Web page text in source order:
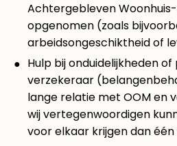
Achtergebleven
opgenomen (zoals
arbeidsongeschiktheid of
Hulp bij onduidelijkheden
verzekeraar
lange relatie met OOM en
wij vertegenwoordigen
voor elkaar krijgen dan